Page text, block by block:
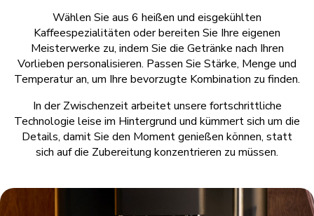
Wählen Sie aus 6 heißen und eisgekühlten
Kaffeespezialitäten oder bereiten Sie Ihre eigenen
Meisterwerke zu, indem Sie die Getränke nach Ihren
Vorlieben personalisieren. Passen Sie Stärke, Menge und
Temperatur an, um Ihre bevorzugte Kombination zu finden.
In der Zwischenzeit arbeitet unsere fortschrittliche
Technologie leise im Hintergrund und kümmert sich um die
Details, damit Sie den Moment genießen können, statt
sich auf die Zubereitung konzentrieren zu müssen.